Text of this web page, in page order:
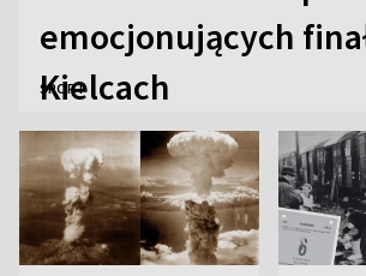
emocjonujących
Kielcach
SPORT